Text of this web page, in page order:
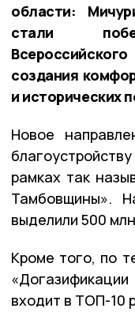
области:
стали
создания
и исторических
Новое
рамках так
Тамбовщины».
выделили 500
Кроме того, по
входит в ТОП-10